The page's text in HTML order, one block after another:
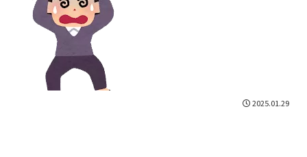
2025.01.29